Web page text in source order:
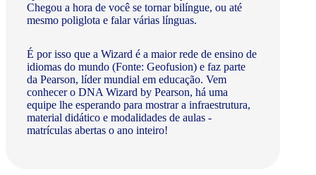
Chegou a hora de você se tornar bilíngue, ou até
mesmo poliglota e falar várias línguas.
É por isso que a Wizard é a maior rede de ensino de
idiomas do mundo (Fonte: Geofusion) e faz parte
da Pearson, líder mundial em educação. Vem
conhecer o DNA Wizard by Pearson, há uma
equipe lhe esperando para mostrar a infraestrutura,
material didático e modalidades de aulas -
matrículas abertas o ano inteiro!